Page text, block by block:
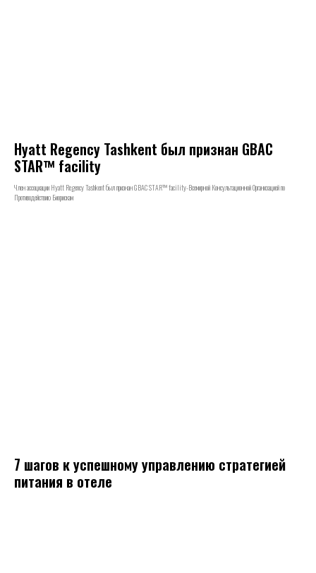
Hyatt Regency Tashkent был признан GBAC
STAR™ facility
Член ассоциации Hyatt Regency Tashkent был признан GBAC STAR™ facility-Всемирной Консультационной Организацией по
Противодействию Биорискам
7 шагов к успешному управлению стратегией
питания в отеле